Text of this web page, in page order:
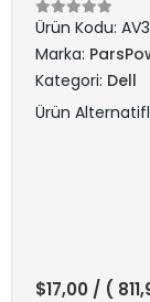
Ürün Kodu:
Marka:
Kategori: Dell
Ürün
$17,00 / (